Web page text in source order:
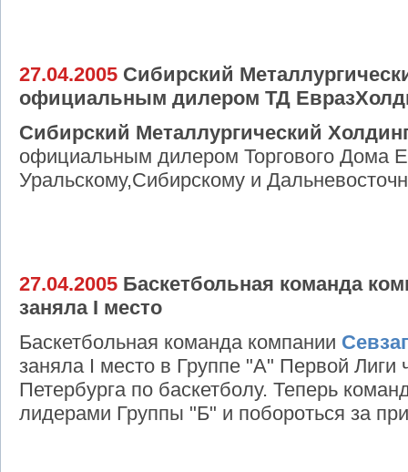
27.04.2005 Сибирский
официальным дилером ТД
Сибирский Металлургический
официальным дилером Торгового Дома
Уральскому,Сибирскому и
27.04.2005 Баскетбольная команда
заняла I место
Баскетбольная команда компании
заняла I место в Группе "А" Первой Лиги
Петербурга по баскетболу. Теперь
лидерами Группы "Б" и побороться за